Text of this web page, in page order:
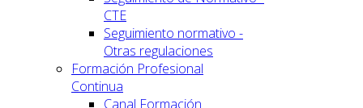
CTE
Seguimiento normativo -
Otras regulaciones
Formación Profesional
Continua
Canal Formación